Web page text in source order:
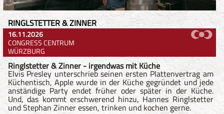
RINGLSTETTER & ZINNER
16.11.2026
CONGRESS CENTRUM
WÜRZBURG
Ringlstetter & Zinner - irgendwas mit Küche
Elvis Presley unterschrieb seinen ersten Plattenvertrag am
Küchentisch, Apple wurde in der Küche gegründet und jede
anständige Party endet früher oder später in der Küche.
Und, das kommt erschwerend hinzu, Hannes Ringlstetter
und Stephan Zinner essen, trinken und kochen gerne.